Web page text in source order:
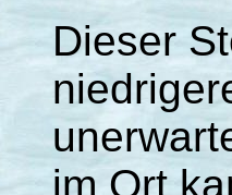
Dieser
im Ort